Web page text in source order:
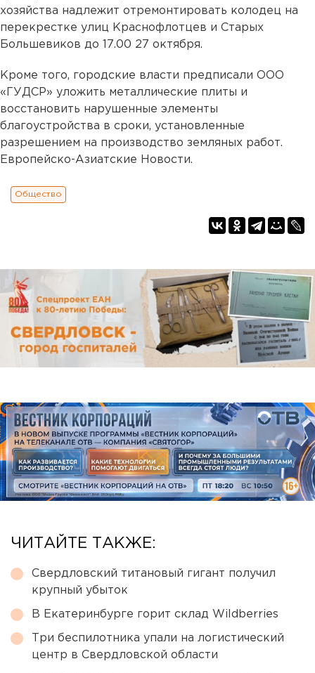
хозяйства надлежит отремонтировать колодец на
перекрестке улиц Краснофлотцев и Старых
Большевиков до 17.00 27 октября.
Кроме того, городские власти предписали ООО
«ГУДСР» уложить металлические плиты и
восстановить нарушенные элементы
благоустройства в сроки, установленные
разрешением на производство земляных работ.
Европейско-Азиатские Новости.
Общество
ЧИТАЙТЕ ТАКЖЕ:
Свердловский титановый гигант получил
крупный убыток
В Екатеринбурге горит склад Wildberries
Три беспилотника упали на логистический
центр в Свердловской области